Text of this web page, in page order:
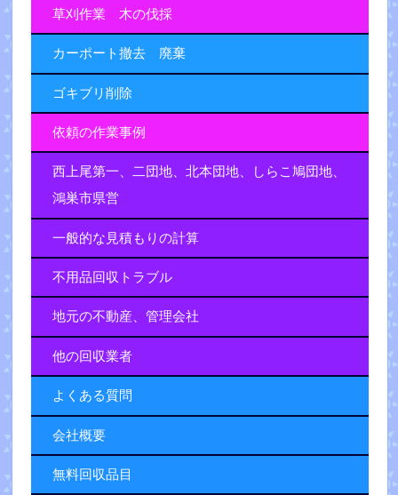
草刈作業 木の伐採
カーポート撤去 廃棄
ゴキブリ削除
依頼の作業事例
西上尾第一、二団地、北本団地、しらこ鳩団地、
鴻巣市県営
一般的な見積もりの計算
不用品回収トラブル
地元の不動産、管理会社
他の回収業者
よくある質問
会社概要
無料回収品目